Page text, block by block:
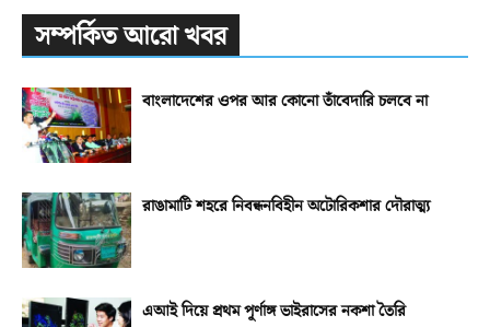
সম্পর্কিত আরো খবর
বাংলাদেশের ওপর আর কোনো তাঁবেদারি চলবে না
রাঙামাটি শহরে নিবন্ধনবিহীন অটোরিকশার দৌরাত্ম্য
এআই দিয়ে প্রথম পূর্ণাঙ্গ ভাইরাসের নকশা তৈরি